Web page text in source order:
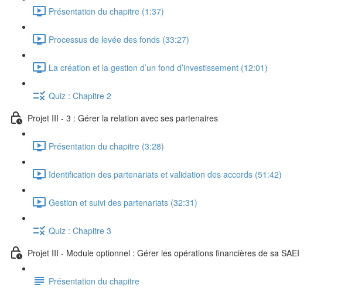
Présentation du chapitre (1:37)
Processus de levée des fonds (33:27)
La création et la gestion d’un fond d’investissement (12:01)
Quiz : Chapitre 2
Projet III - 3 : Gérer la relation avec ses partenaires
Présentation du chapitre (3:28)
Identification des partenariats et validation des accords (51:42)
Gestion et suivi des partenariats (32:31)
Quiz : Chapitre 3
Projet III - Module optionnel : Gérer les opérations financières de sa SAEI
Présentation du chapitre